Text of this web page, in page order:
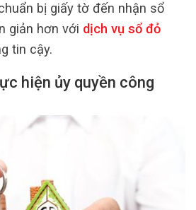
bị giấy tờ đến nhận sổ
giản hơn với dịch vụ sổ đỏ
tin cậy.
hiện ủy quyền công